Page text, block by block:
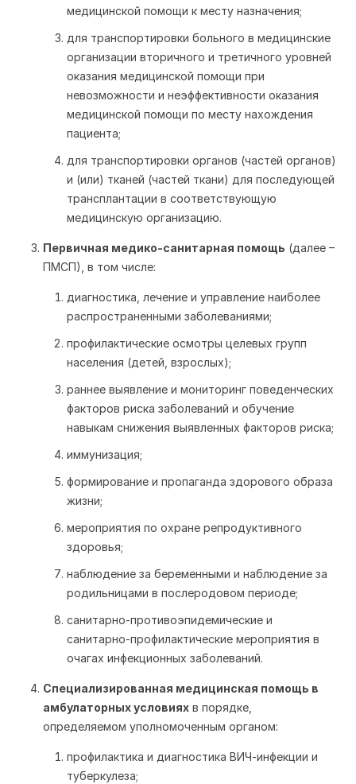
медицинской помощи к месту назначения;
для транспортировки больного в медицинские
организации вторичного и третичного уровней
оказания медицинской помощи при
невозможности и неэффективности оказания
медицинской помощи по месту нахождения
пациента;
для транспортировки органов (частей органов)
и (или) тканей (частей ткани) для последующей
трансплантации в соответствующую
медицинскую организацию.
Первичная медико-санитарная помощь (далее –
ПМСП), в том числе:
диагностика, лечение и управление наиболее
распространенными заболеваниями;
профилактические осмотры целевых групп
населения (детей, взрослых);
раннее выявление и мониторинг поведенческих
факторов риска заболеваний и обучение
навыкам снижения выявленных факторов риска;
иммунизация;
формирование и пропаганда здорового образа
жизни;
мероприятия по охране репродуктивного
здоровья;
наблюдение за беременными и наблюдение за
родильницами в послеродовом периоде;
санитарно-противоэпидемические и
санитарно-профилактические мероприятия в
очагах инфекционных заболеваний.
Специализированная медицинская помощь в
амбулаторных условиях в порядке,
определяемом уполномоченным органом:
профилактика и диагностика ВИЧ-инфекции и
туберкулеза;